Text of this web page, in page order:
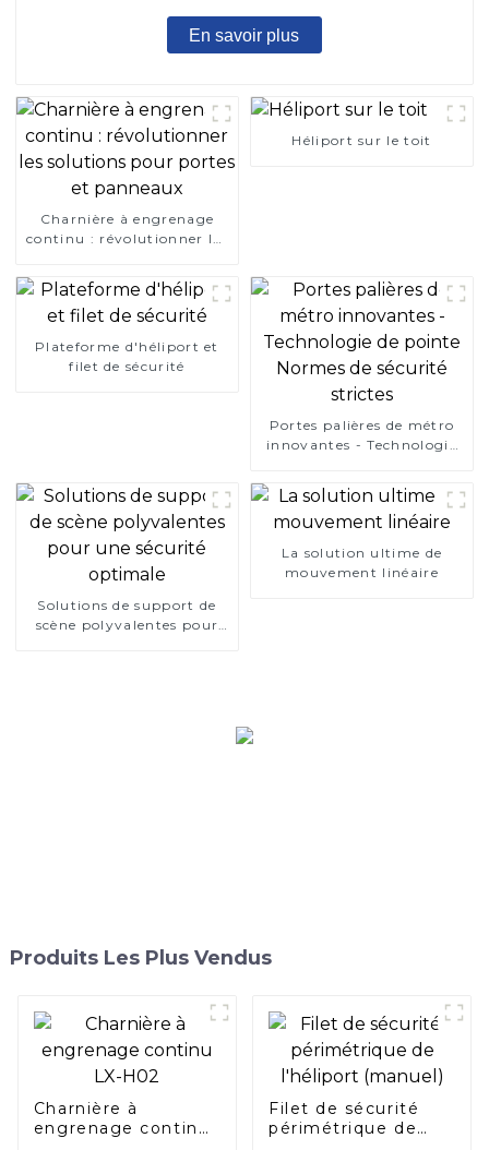
En savoir plus
Charnière à engrenage
continu : révolutionner les
Héliport sur le toit
Plateforme d'héliport et
filet de sécurité
Portes palières de métro
innovantes - Technologie
Solutions de support de
scène polyvalentes pour
La solution ultime de
mouvement linéaire
Produits Les Plus Vendus
Charnière à
engrenage continu
Filet de sécurité
périmétrique de